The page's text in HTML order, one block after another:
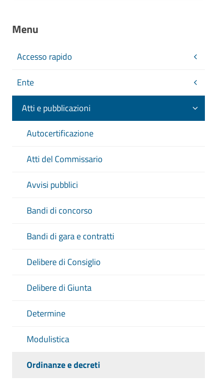
Menu
Accesso rapido
Ente
Atti e pubblicazioni
Autocertificazione
Atti del Commissario
Avvisi pubblici
Bandi di concorso
Bandi di gara e contratti
Delibere di Consiglio
Delibere di Giunta
Determine
Modulistica
Ordinanze e decreti